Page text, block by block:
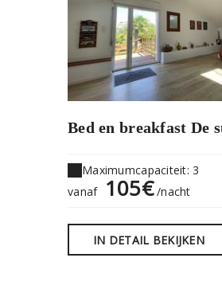
Bed en breakfast De
Maximumcapaciteit: 3
vanaf 105€/nacht
IN DETAIL BEKIJKEN